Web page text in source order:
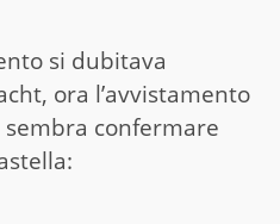
si dubitava
ora l’avvistamento
sembra confermare